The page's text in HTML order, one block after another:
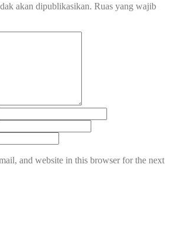
akan dipublikasikan. Ruas yang wajib
and website in this browser for the next